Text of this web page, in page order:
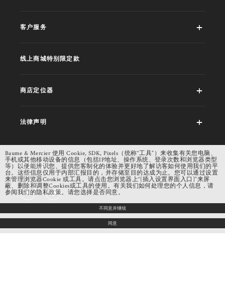
客户服务
线上商城特别限定款
商店定位器
法律声明
社交网络
Baume & Mercier 使用 Cookie, SDK, Pixels（统称“工具”）来收集有关您电脑、
手机或其他移动设备的信息（包括IP地址、操作系统、登录次数和浏览器类型
等）以便能辨识您、提供您客制化的体验并更好地了解访客如何使用我们的平
台。这些信息仅用于内部汇报目的，并存储至目的达成为止。您可以通过设置
来管理浏览器Cookie 或工具。请点击您浏览器上“[插入设置界面入口]”来屏
蔽、删除和调整Cookies或工具的使用。有关我们如何处理您的个人信息，请
参阅我们的隐私政策。请您选择是否同意。
不同意并继续
同意